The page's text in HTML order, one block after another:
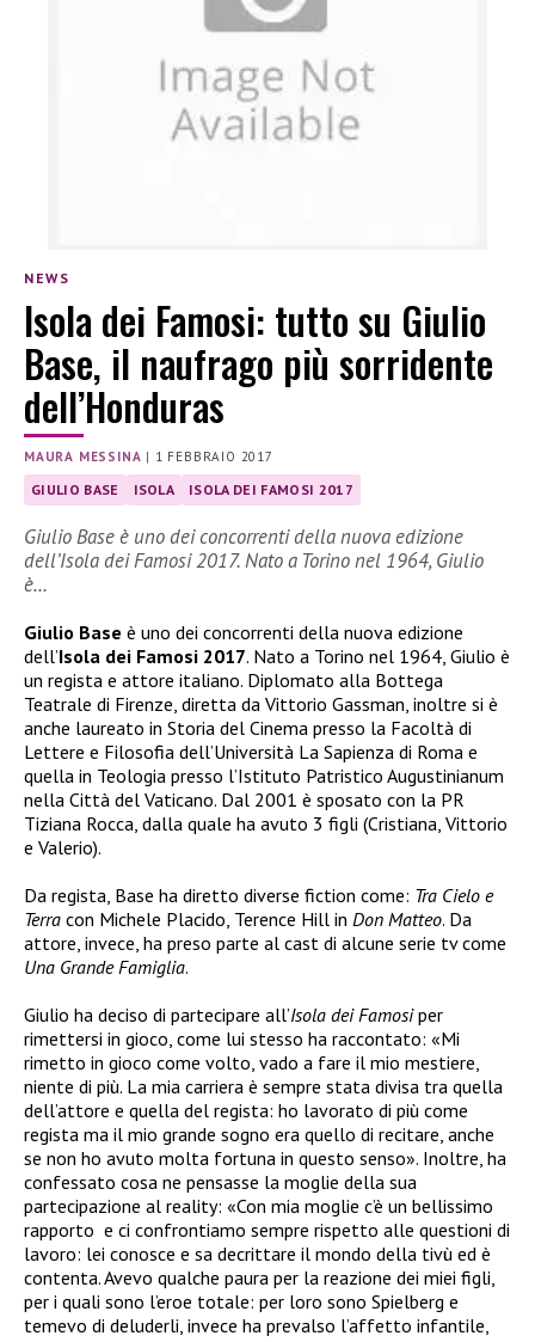
NEWS
Isola dei Famosi: tutto su Giulio
Base, il naufrago più sorridente
dell’Honduras
MAURA MESSINA | 1 FEBBRAIO 2017
GIULIO BASE ISOLA ISOLA DEI FAMOSI 2017
Giulio Base è uno dei concorrenti della nuova edizione
dell’Isola dei Famosi 2017. Nato a Torino nel 1964, Giulio
è…
Giulio Base è uno dei concorrenti della nuova edizione
dell’Isola dei Famosi 2017. Nato a Torino nel 1964, Giulio è
un regista e attore italiano. Diplomato alla Bottega
Teatrale di Firenze, diretta da Vittorio Gassman, inoltre si è
anche laureato in Storia del Cinema presso la Facoltà di
Lettere e Filosofia dell’Università La Sapienza di Roma e
quella in Teologia presso l’Istituto Patristico Augustinianum
nella Città del Vaticano. Dal 2001 è sposato con la PR
Tiziana Rocca, dalla quale ha avuto 3 figli (Cristiana, Vittorio
e Valerio).
Da regista, Base ha diretto diverse fiction come: Tra Cielo e
Terra con Michele Placido, Terence Hill in Don Matteo. Da
attore, invece, ha preso parte al cast di alcune serie tv come
Una Grande Famiglia.
Giulio ha deciso di partecipare all’Isola dei Famosiper
rimettersi in gioco, come lui stesso ha raccontato: «Mi
rimetto in gioco come volto, vado a fare il mio mestiere,
niente di più. La mia carriera è sempre stata divisa tra quella
dell’attore e quella del regista: ho lavorato di più come
regista ma il mio grande sogno era quello di recitare, anche
se non ho avuto molta fortuna in questo senso». Inoltre, ha
confessato cosa ne pensasse la moglie della sua
partecipazione al reality: «Con mia moglie c’è un bellissimo
rapporto e ci confrontiamo sempre rispetto alle questioni di
lavoro: lei conosce e sa decrittare il mondo della tivù ed è
contenta. Avevo qualche paura per la reazione dei miei figli,
per i quali sono l’eroe totale: per loro sono Spielberg e
temevo di deluderli, invece ha prevalso l’affetto infantile,